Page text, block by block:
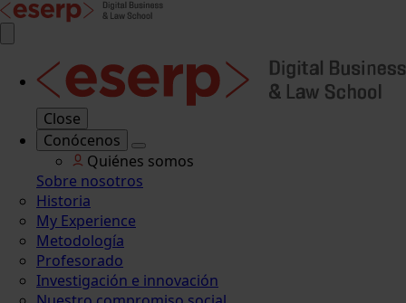
Close
Conócenos
Quiénes somos
Sobre nosotros
Historia
My Experience
Metodología
Profesorado
Investigación e innovación